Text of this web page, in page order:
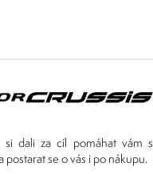
si dali za cíl pomáhat vám s
se o vás i po nákupu.